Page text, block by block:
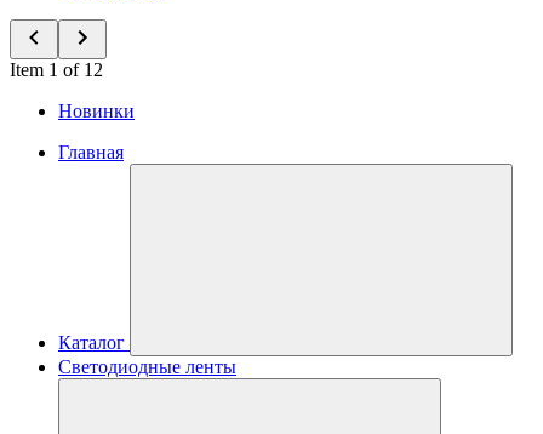
Item 1 of 12
Новинки
Главная
Каталог
Светодиодные ленты